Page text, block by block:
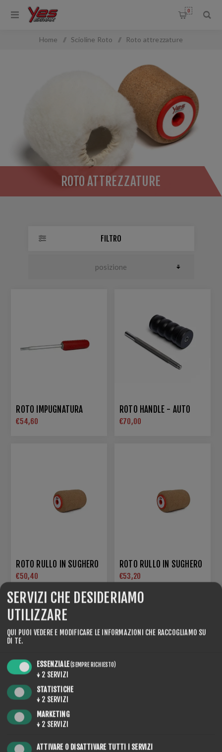
0
Home / Scioline Roto / Roto attrezzature
ROTO ATTREZZATURE
FILTRO
ROTO IMPUGNATURA
€54,60
ROTO HANDLE - AUTO
€70,00
ROTO RULLO IN SUGHERO
€50,40
ROTO RULLO IN SUGHERO
€53,20
ROTO RULLO IN SUGHERO
SERVIZI CHE DESIDERIAMO
UTILIZZARE
QUI PUOI VEDERE E MODIFICARE LE INFORMAZIONI CHE RACCOGLIAMO SU
DI TE.
ESSENZIALE(SEMPRE RICHIESTO)
↓ 2 SERVIZI
STATISTICHE
↓ 2 SERVIZI
MARKETING
↓ 2 SERVIZI
ATTIVARE O DISATTIVARE TUTTI I SERVIZI